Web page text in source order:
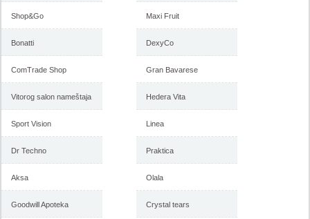
-istekla akcija-
do 6. decembar 2017
Shop&Go
Bonatti
ComTrade Shop
Vitorog salon nameštaja
Sport Vision
Dr Techno
Aksa
Goodwill Apoteka
Maxi Fruit
DexyCo
Gran Bavarese
Hedera Vita
Linea
Praktica
Olala
Crystal tears